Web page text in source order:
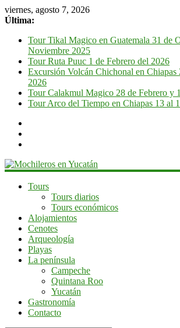
viernes, agosto 7, 2026
Última:
Tour Tikal Magico en Guatemala 31 de
Noviembre 2025
Tour Ruta Puuc 1 de Febrero del 2026
Excursión Volcán Chichonal en
2026
Tour Calakmul Magico 28 de Febrero y
Tour Arco del Tiempo en Chiapas 13 al
Mochileros
Yucatán
Yucatán
Tours
Tours diarios
Tours económicos
Alojamientos
Cenotes
Arqueología
Playas
La península
Campeche
Quintana Roo
Yucatán
Gastronomía
Contacto